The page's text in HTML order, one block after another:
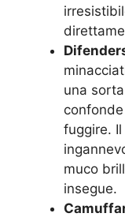
una
fuggire. Il
muco
insegue.